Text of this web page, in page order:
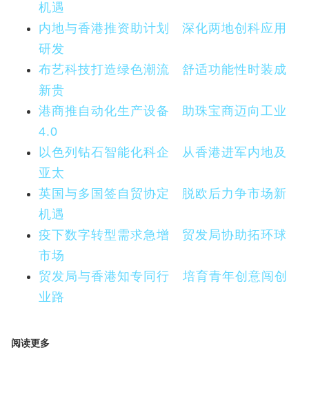
机遇
内地与香港推资助计划 深化两地创科应用
研发
布艺科技打造绿色潮流 舒适功能性时装成
新贵
港商推自动化生产设备 助珠宝商迈向工业
4.0
以色列钻石智能化科企 从香港进军内地及
亚太
英国与多国签自贸协定 脱欧后力争市场新
机遇
疫下数字转型需求急增 贸发局协助拓环球
市场
贸发局与香港知专同行 培育青年创意闯创
业路
阅读更多